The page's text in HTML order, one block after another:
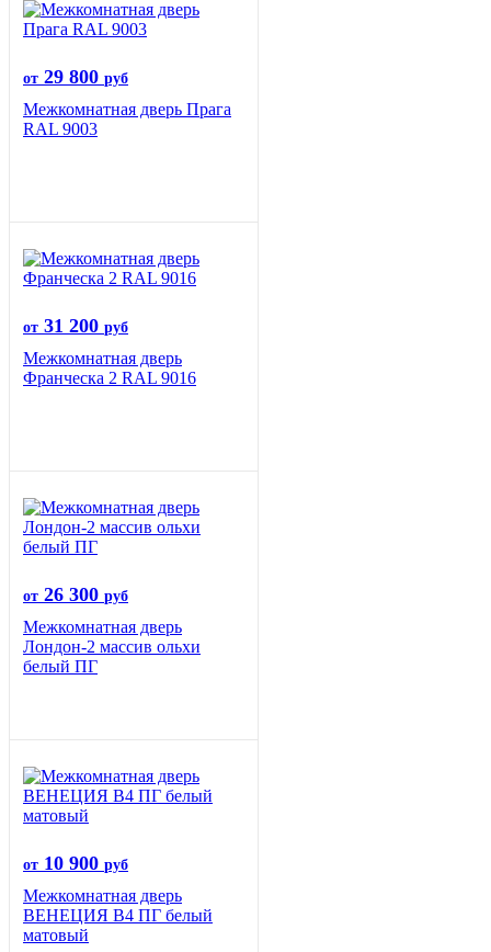
от 29 800 руб
Межкомнатная дверь Прага
RAL 9003
от 31 200 руб
Межкомнатная дверь
Франческа 2 RAL 9016
от 26 300 руб
Межкомнатная дверь
Лондон-2 массив ольхи
белый ПГ
от 10 900 руб
Межкомнатная дверь
ВЕНЕЦИЯ B4 ПГ белый
матовый